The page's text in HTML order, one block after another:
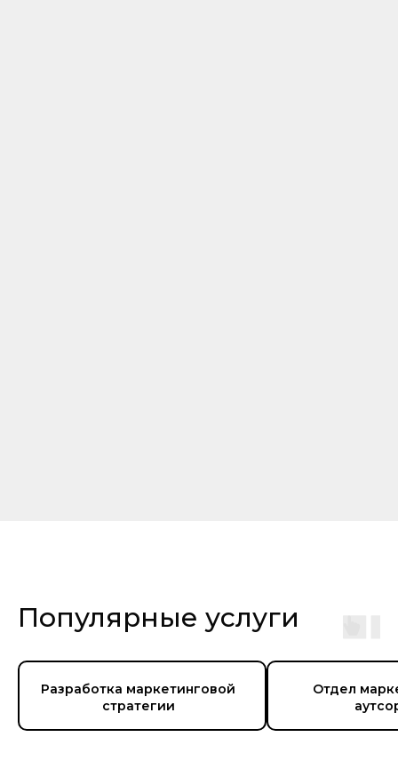
Популярные услуги
Разработка маркетинговой
стратегии
Отдел